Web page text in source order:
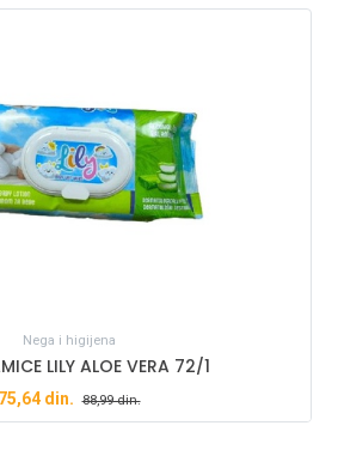
Nega i higijena
LILY ALOE VERA 72/1
75,64din. 88,99din.